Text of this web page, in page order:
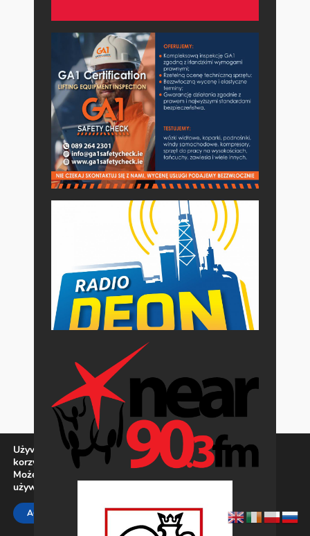
Używamy ciasteczek, aby zapewnić najlepszą jakość
korzystania z naszej witryny.
Możesz dowiedzieć się więcej o tym, jakich ciasteczek
używamy, lub wyłączyć je w
ACCEPT REJECT SETTINGS Zamknij panel